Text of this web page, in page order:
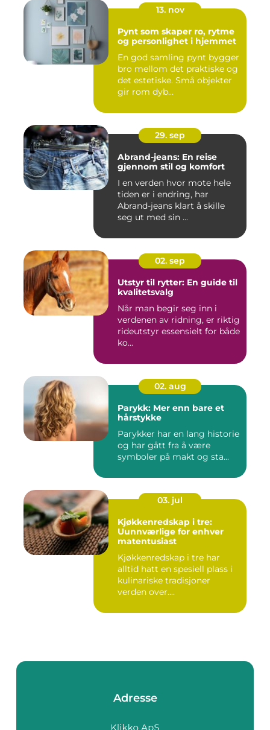
13. nov
Pynt som skaper ro, rytme
og personlighet i hjemmet
En god samling pynt bygger
bro mellom det praktiske og
det estetiske. Små objekter
gir rom dyb...
29. sep
Abrand-jeans: En reise
gjennom stil og komfort
I en verden hvor mote hele
tiden er i endring, har
Abrand-jeans klart å skille
seg ut med sin ...
02. sep
Utstyr til rytter: En guide til
kvalitetsvalg
Når man begir seg inn i
verdenen av ridning, er riktig
rideutstyr essensielt for både
ko...
02. aug
Parykk: Mer enn bare et
hårstykke
Parykker har en lang historie
og har gått fra å være
symboler på makt og sta...
03. jul
Kjøkkenredskap i tre:
Uunnværlige for enhver
matentusiast
Kjøkkenredskap i tre har
alltid hatt en spesiell plass i
kulinariske tradisjoner
verden over....
Adresse